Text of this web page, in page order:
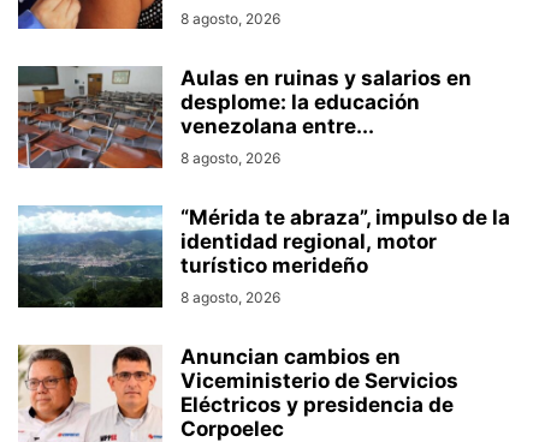
8 agosto, 2026
Aulas en ruinas y salarios en
desplome: la educación
venezolana entre...
8 agosto, 2026
“Mérida te abraza”, impulso de la
identidad regional, motor
turístico merideño
8 agosto, 2026
Anuncian cambios en
Viceministerio de Servicios
Eléctricos y presidencia de
Corpoelec